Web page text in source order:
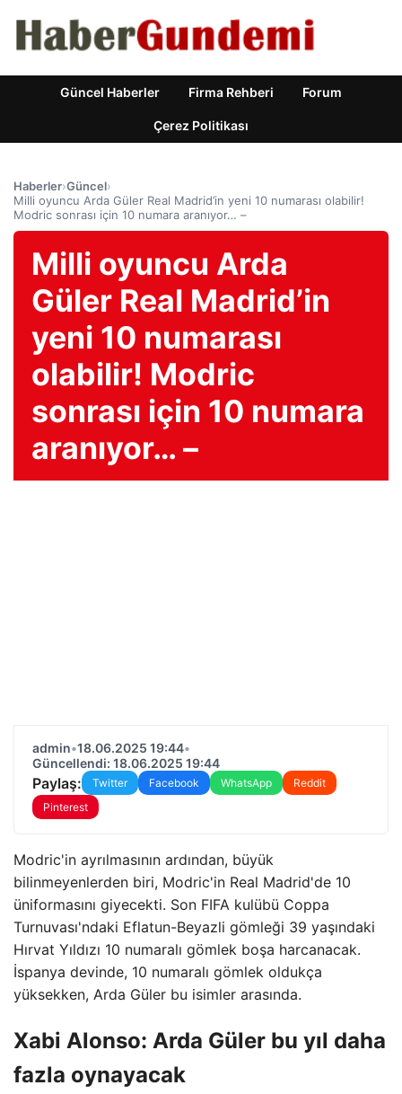
Güncel Haberler Firma Rehberi Forum
Çerez Politikası
Haberler›Güncel›
Milli oyuncu Arda Güler Real Madrid’in yeni 10 numarası olabilir!
Modric sonrası için 10 numara aranıyor… –
Milli oyuncu Arda
Güler Real Madrid’in
yeni 10 numarası
olabilir! Modric
sonrası için 10 numara
aranıyor… –
admin•18.06.2025 19:44•
Güncellendi: 18.06.2025 19:44
Paylaş: Twitter Facebook WhatsApp
Reddit
Pinterest
Modric'in ayrılmasının ardından, büyük
bilinmeyenlerden biri, Modric'in Real Madrid'de 10
üniformasını giyecekti. Son FIFA kulübü Coppa
Turnuvası'ndaki Eflatun-Beyazli gömleği 39 yaşındaki
Hırvat Yıldızı 10 numaralı gömlek boşa harcanacak.
İspanya devinde, 10 numaralı gömlek oldukça
yüksekken, Arda Güler bu isimler arasında.
Xabi Alonso: Arda Güler bu yıl daha
fazla oynayacak